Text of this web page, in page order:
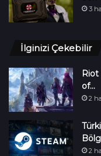
3
İlginizi Çekebilir
Riot
of…
2
2